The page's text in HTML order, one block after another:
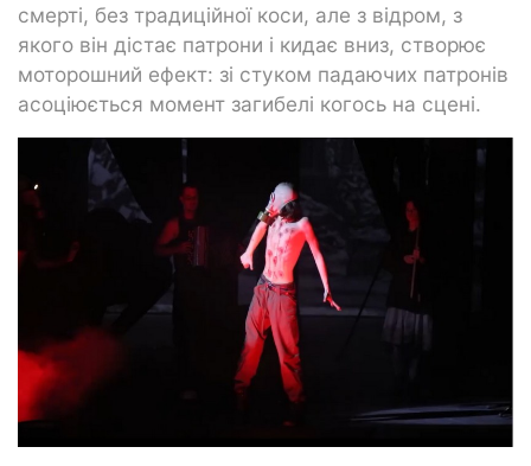
смерті, без традиційної коси, але з відром, з
якого він дістає патрони і кидає вниз, створює
моторошний ефект: зі стуком падаючих патронів
асоціюється момент загибелі когось на сцені.